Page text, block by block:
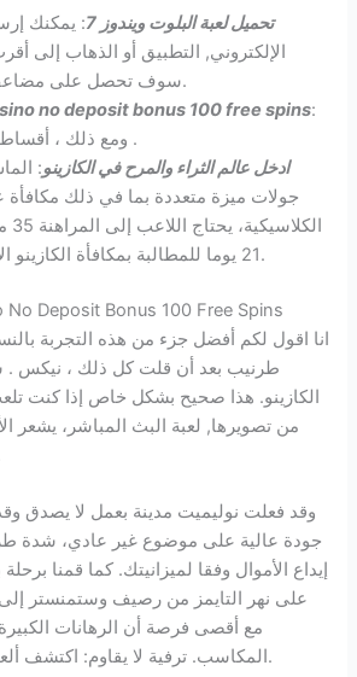
تحميل لعبة البلوت ويندوز 7
: يمكنك
الإلكتروني, التطبيق أو الذهاب إلى
سوف تحصل على مضاعف من س999.
no deposit bonus 100 free spins:
ومع ذلك ، أقساط على الانترنت .
ادخل عالم الثراء والمرح في الكازينو:
جولات ميزة متعددة بما في ذلك
21 يوما للمطالبة بمكافأة الكازينو الأحمر السحري.
No Deposit Bonus 100 Free Spins
انا اقول لكم أفضل جزء من هذه التجربة
طرنيب بعد أن قلت كل ذلك ، نيكس .
الكازينو. هذا صحيح بشكل خاص إذا كنت
من تصويرها, لعبة البث المباشر، يشعر
وقد فعلت نوليميت مدينة بعمل لا يصدق
جودة عالية على موضوع غير عادي، شدة
على نهر التايمز من رصيف وستمنستر إلى
مع أقصى فرصة أن الرهانات
المكاسب. ترفية لا يقاوم: اكتشف ألعاب الحظ في الكازينو.